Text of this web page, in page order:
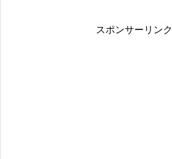
スポンサーリンク